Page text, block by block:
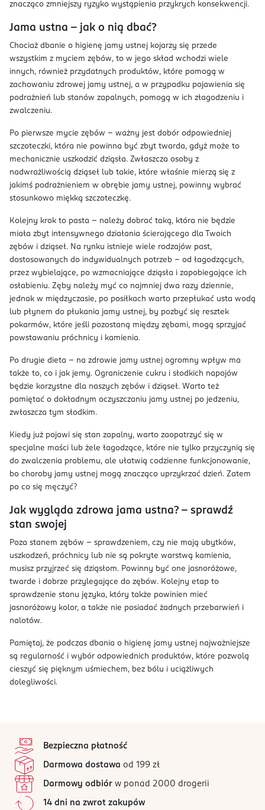
znacząco zmniejszy ryzyko wystąpienia przykrych konsekwencji.
Jama ustna – jak o nią dbać?
Chociaż dbanie o higienę jamy ustnej kojarzy się przede
wszystkim z myciem zębów, to w jego skład wchodzi wiele
innych, również przydatnych produktów, które pomogą w
zachowaniu zdrowej jamy ustnej, a w przypadku pojawienia się
podrażnień lub stanów zapalnych, pomogą w ich złagodzeniu i
zwalczeniu.
Po pierwsze mycie zębów – ważny jest dobór odpowiedniej
szczoteczki, która nie powinna być zbyt twarda, gdyż może to
mechanicznie uszkodzić dziąsła. Zwłaszcza osoby z
nadwrażliwością dziąseł lub takie, które właśnie mierzą się z
jakimś podrażnieniem w obrębie jamy ustnej, powinny wybrać
stosunkowo miękką szczoteczkę.
Kolejny krok to pasta – należy dobrać taką, która nie będzie
miała zbyt intensywnego działania ścierającego dla Twoich
zębów i dziąseł. Na rynku istnieje wiele rodzajów past,
dostosowanych do indywidualnych potrzeb – od łagodzących,
przez wybielające, po wzmacniające dziąsła i zapobiegające ich
osłabieniu. Zęby należy myć co najmniej dwa razy dziennie,
jednak w międzyczasie, po posiłkach warto przepłukać usta wodą
lub płynem do płukania jamy ustnej, by pozbyć się resztek
pokarmów, które jeśli pozostaną między zębami, mogą sprzyjać
powstawaniu próchnicy i kamienia.
Po drugie dieta – na zdrowie jamy ustnej ogromny wpływ ma
także to, co i jak jemy. Ograniczenie cukru i słodkich napojów
będzie korzystne dla naszych zębów i dziąseł. Warto też
pamiętać o dokładnym oczyszczaniu jamy ustnej po jedzeniu,
zwłaszcza tym słodkim.
Kiedy już pojawi się stan zapalny, warto zaopatrzyć się w
specjalne maści lub żele łagodzące, które nie tylko przyczynią się
do zwalczenia problemu, ale ułatwią codzienne funkcjonowanie,
bo choroby jamy ustnej mogą znacząco uprzykrzać dzień. Zatem
po co się męczyć?
Jak wygląda zdrowa jama ustna? – sprawdź
stan swojej
Poza stanem zębów – sprawdzeniem, czy nie mają ubytków,
uszkodzeń, próchnicy lub nie są pokryte warstwą kamienia,
musisz przyjrzeć się dziąsłom. Powinny być one jasnoróżowe,
twarde i dobrze przylegające do zębów. Kolejny etap to
sprawdzenie stanu języka, który także powinien mieć
jasnoróżowy kolor, a także nie posiadać żadnych przebarwień i
nalotów.
Pamiętaj, że podczas dbania o higienę jamy ustnej najważniejsze
są regularność i wybór odpowiednich produktów, które pozwolą
cieszyć się pięknym uśmiechem, bez bólu i uciążliwych
dolegliwości.
Bezpieczna płatność
Darmowa dostawa od 199 zł
Darmowy odbiór w ponad 2000 drogerii
14 dni na zwrot zakupów